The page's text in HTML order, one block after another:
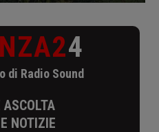
4
di Radio Sound
NOTIZIE